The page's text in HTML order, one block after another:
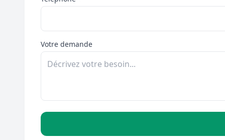
Votre demande